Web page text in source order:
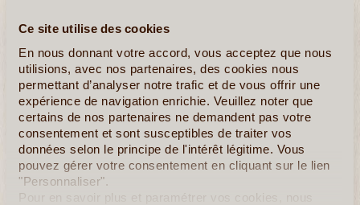
Ce site utilise des cookies
En nous donnant votre accord, vous acceptez que nous
utilisions, avec nos partenaires, des cookies nous
permettant d’analyser notre trafic et de vous offrir une
expérience de navigation enrichie. Veuillez noter que
certains de nos partenaires ne demandent pas votre
consentement et sont susceptibles de traiter vos
données selon le principe de l'intérêt légitime. Vous
pouvez gérer votre consentement en cliquant sur le lien
"Personnaliser".
Pour en savoir plus et paramétrer vos cookies, nous
Composer mon voyage
Népal authentique et villages méconnus